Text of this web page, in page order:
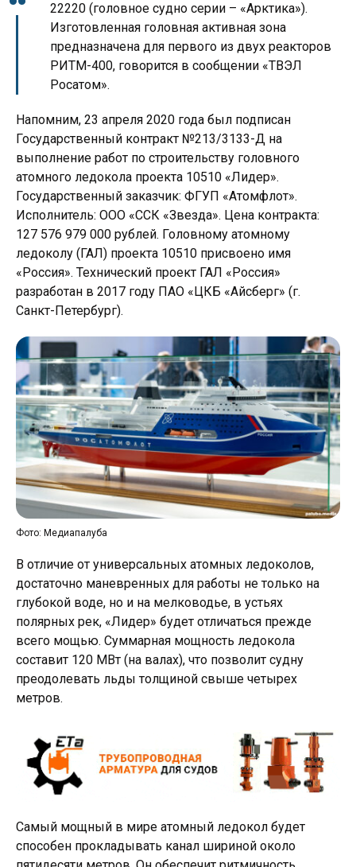
22220 (головное судно серии – «Арктика»).
Изготовленная головная активная зона
предназначена для первого из двух реакторов
РИТМ-400, говорится в сообщении «ТВЭЛ
Росатом».
Напомним, 23 апреля 2020 года был подписан
Государственный контракт №213/3133-Д на
выполнение работ по строительству головного
атомного ледокола проекта 10510 «Лидер».
Государственный заказчик: ФГУП «Атомфлот».
Исполнитель: ООО «ССК «Звезда». Цена контракта:
127 576 979 000 рублей. Головному атомному
ледоколу (ГАЛ) проекта 10510 присвоено имя
«Россия». Технический проект ГАЛ «Россия»
разработан в 2017 году ПАО «ЦКБ «Айсберг» (г.
Санкт-Петербург).
Фото: Медиапалуба
В отличие от универсальных атомных ледоколов,
достаточно маневренных для работы не только на
глубокой воде, но и на мелководье, в устьях
полярных рек, «Лидер» будет отличаться прежде
всего мощью. Суммарная мощность ледокола
составит 120 МВт (на валах), что позволит судну
преодолевать льды толщиной свыше четырех
метров.
Самый мощный в мире атомный ледокол будет
способен прокладывать канал шириной около